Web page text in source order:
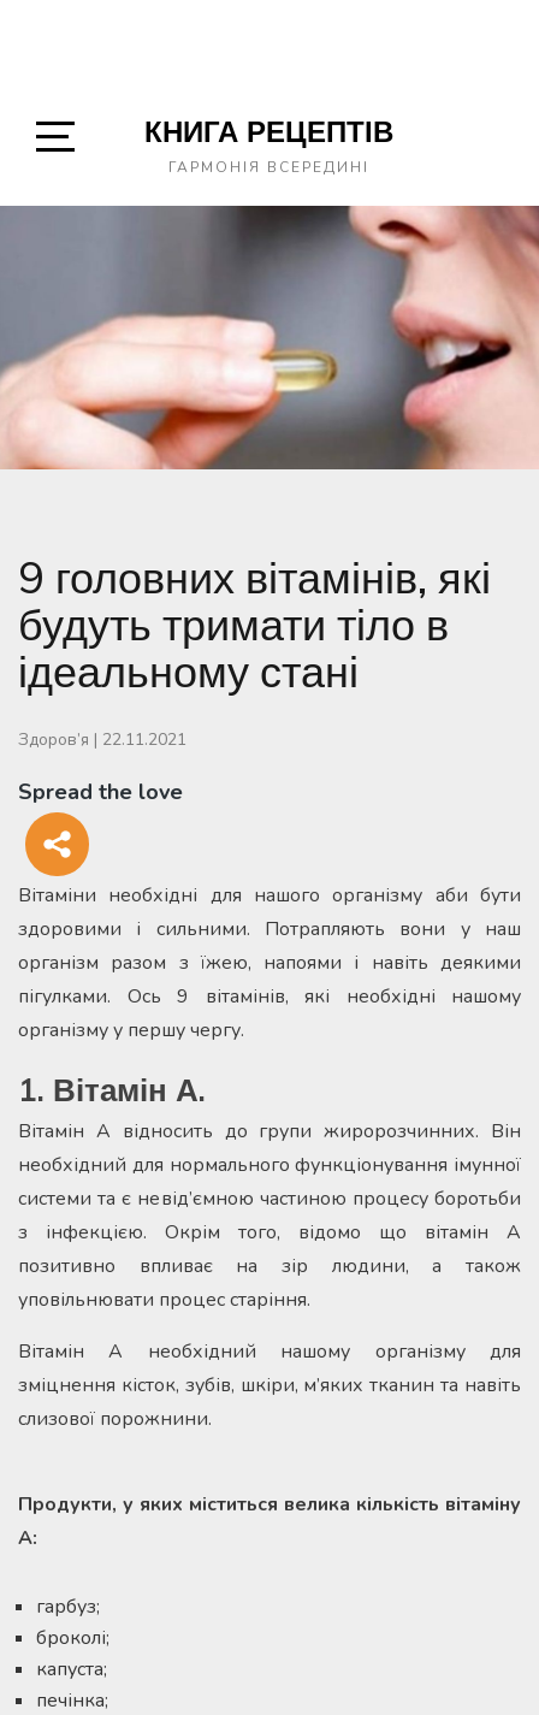
Sidebar
КНИГА РЕЦЕПТІВ
ГАРМОНІЯ ВСЕРЕДИНІ
9 головних вітамінів, які
будуть тримати тіло в
ідеальному стані
Здоров’я | 22.11.2021
Spread the love
Вітаміни необхідні для нашого організму аби бути
здоровими і сильними. Потрапляють вони у наш
організм разом з їжею, напоями і навіть деякими
пігулками. Ось 9 вітамінів, які необхідні нашому
організму у першу чергу.
1. Вітамін А.
Вітамін А відносить до групи жиророзчинних. Він
необхідний для нормального функціонування імунної
системи та є невід’ємною частиною процесу боротьби
з інфекцією. Окрім того, відомо що вітамін А
позитивно впливає на зір людини, а також
уповільнювати процес старіння.
Вітамін А необхідний нашому організму для
зміцнення кісток, зубів, шкіри, м’яких тканин та навіть
слизової порожнини.
Продукти, у яких міститься велика кількість вітаміну
А:
гарбуз;
броколі;
капуста;
печінка;